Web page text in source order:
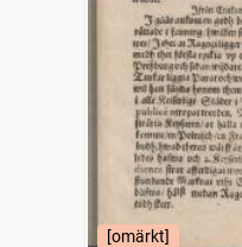
[omärkt]